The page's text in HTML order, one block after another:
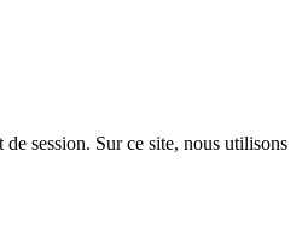
session. Sur ce site, nous utilisons